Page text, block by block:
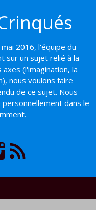
2016, l'équipe du
sur un sujet relié à la
(l'imagination, la
nous voulons faire
de ce sujet. Nous
dans le